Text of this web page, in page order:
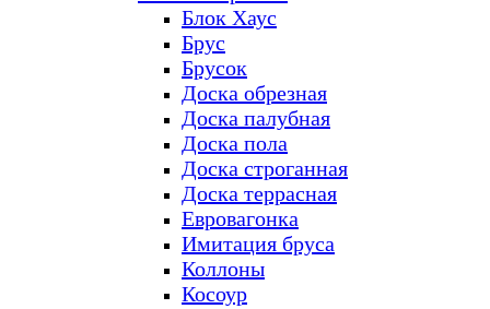
Блок Хаус
Брус
Брусок
Доска обрезная
Доска палубная
Доска пола
Доска строганная
Доска террасная
Евровагонка
Имитация бруса
Коллоны
Косоур